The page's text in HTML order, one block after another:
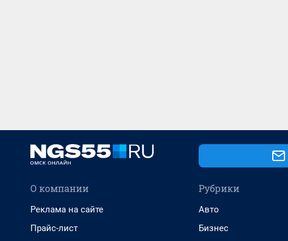
О компании
Реклама на сайте
Прайс-лист
Рубрики
Авто
Бизнес